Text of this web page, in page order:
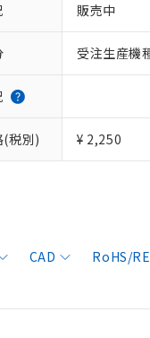
販売中
受注生産機
(税別) ¥ 2,250
CAD RoHS/